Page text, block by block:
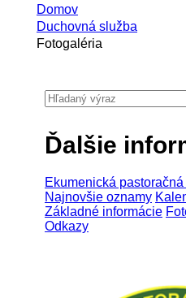
Domov
Duchovná služba
Fotogaléria
Ďalšie
Ekumenická
Najnovšie oznamy
Základné informácie
Odkazy